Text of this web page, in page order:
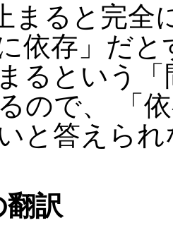
まると完
に依存」だ
るという
ので、 「
と答えら
翻訳